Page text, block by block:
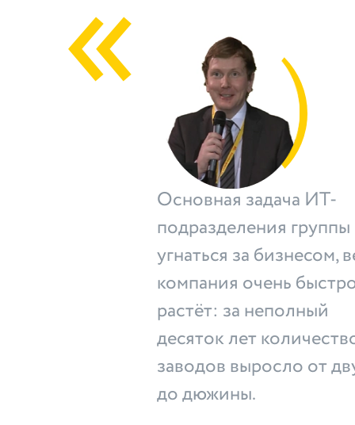
Основная задача ИТ-
подразделения
угнаться за бизнесом,
компания очень
растёт: за неполный
десяток лет
заводов выросло от
до дюжины.